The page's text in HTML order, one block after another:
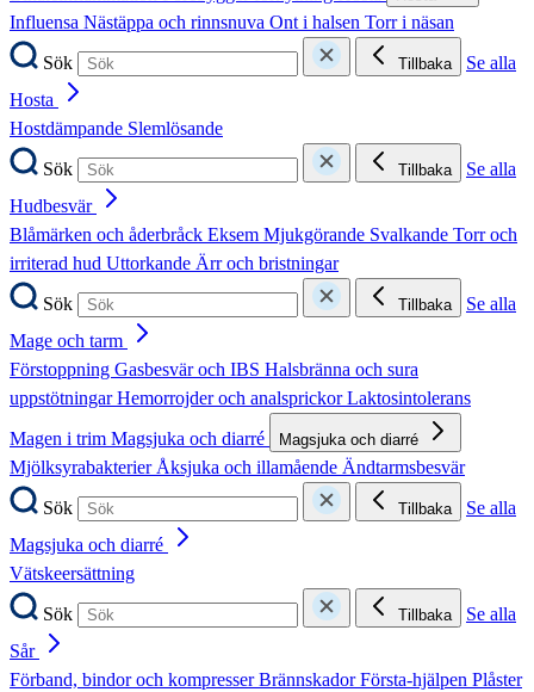
Influensa Nästäppa och rinnsnuva Ont i halsen Torr i näsan
Sök
Tillbaka
Se alla
Hosta
Hostdämpande Slemlösande
Sök
Tillbaka
Se alla
Hudbesvär
Blåmärken och åderbråck Eksem Mjukgörande Svalkande Torr och
irriterad hud Uttorkande Ärr och bristningar
Sök
Tillbaka
Se alla
Mage och tarm
Förstoppning Gasbesvär och IBS Halsbränna och sura
uppstötningarHemorrojder och analsprickorLaktosintolerans
Magen i trim Magsjuka och diarré Magsjuka och diarré
MjölksyrabakterierÅksjuka och illamående Ändtarmsbesvär
Sök
Tillbaka
Se alla
Magsjuka och diarré
Vätskeersättning
Sök
Tillbaka
Se alla
Sår
Förband, bindor och kompresserBrännskadorFörsta-hjälpen Plåster